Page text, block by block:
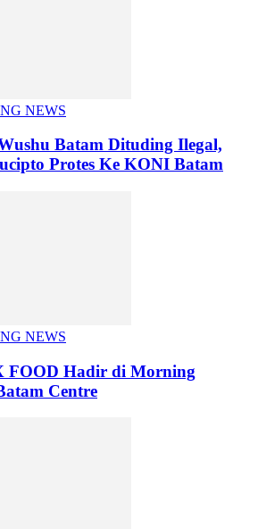
NEWS
Batam Dituding Ilegal,
Protes Ke KONI Batam
NEWS
FOOD Hadir di Morning
Centre